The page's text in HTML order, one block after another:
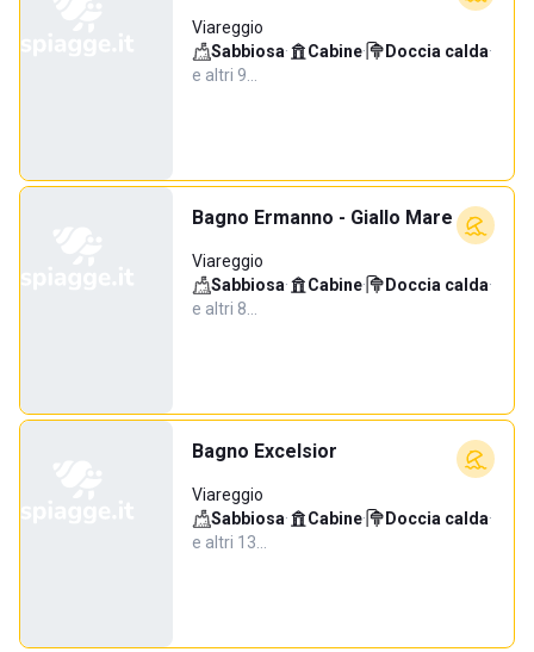
Viareggio
Sabbiosa· Cabine· Doccia calda·
e altri 9…
Bagno Ermanno - Giallo Mare
Viareggio
Sabbiosa· Cabine· Doccia calda·
e altri 8…
Bagno Excelsior
Viareggio
Sabbiosa· Cabine· Doccia calda·
e altri 13…